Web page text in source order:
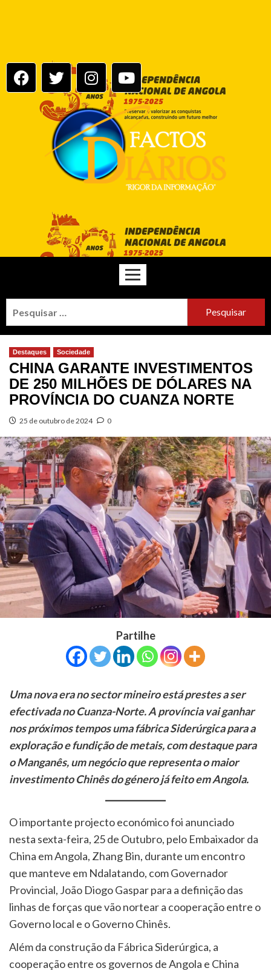
Destaques Sociedade
CHINA GARANTE INVESTIMENTOS
DE 250 MILHÕES DE DÓLARES NA
PROVÍNCIA DO CUANZA NORTE
25 de outubro de 2024 0
Partilhe
Uma nova era no sector mineiro está prestes a ser
efectivada no Cuanza-Norte. A província vai ganhar
nos próximos tempos uma fábrica Siderúrgica para a
exploração e fundição de metais, com destaque para
o Manganês, um negócio que representa o maior
investimento Chinês do género já feito em Angola.
O importante projecto económico foi anunciado
nesta sexta-feira, 25 de Outubro, pelo Embaixador da
China em Angola, Zhang Bin, durante um encontro
que manteve em Ndalatando, com Governador
Provincial, João Diogo Gaspar para a definição das
linhas de forças que vão nortear a cooperação entre o
Governo local e o Governo Chinês.
Além da construção da Fábrica Siderúrgica, a
cooperação entre os governos de Angola e China